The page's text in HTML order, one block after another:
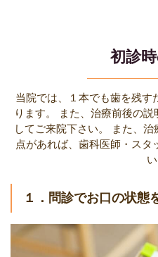
初診
当院では、１本でも歯を残す
ります。
また、治療前後の
してご来院下さい。
また、治
点があれば、歯科医師・スタ
い
１．問診でお口の状態